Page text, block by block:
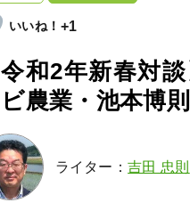
+1
令和2年新春対
農業・池本博
ライター：吉田 忠則